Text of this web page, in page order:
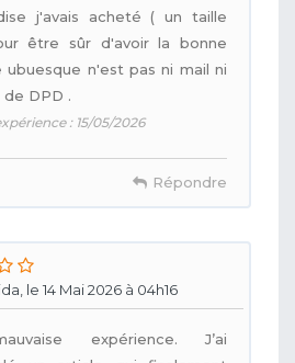
j'avais acheté ( un taille
être sûr d'avoir la bonne
ubuesque n'est pas ni mail ni
DPD .
: 15/05/2026
Répondre
le 14 Mai 2026 à 04h16
expérience. J’ai